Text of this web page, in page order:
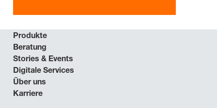
Produkte
Beratung
Stories & Events
Digitale Services
Über uns
Karriere